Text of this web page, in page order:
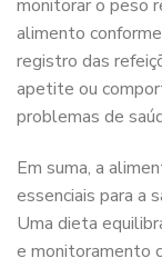
monitorar o peso
alimento
registro das
apetite ou
problemas de
Em suma, a
essenciais para a
Uma dieta
e monitoramento